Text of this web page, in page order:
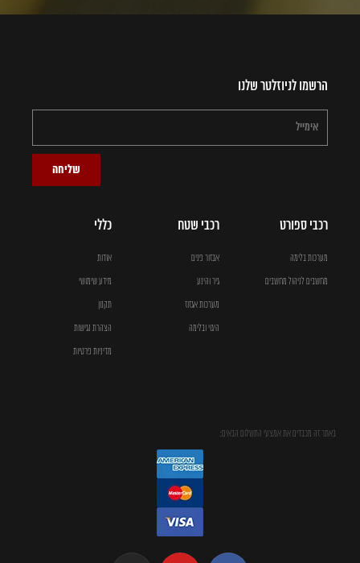
הרשמו לניוזלטר שלנו
שליחה
רכבי ספורט
מערכות בלימה
מחשבים לניהול מחשבים
רכבי שטח
אבזור פנים
גיר והינע
מערכות אגזוז
היגוי ובלימה
כללי
אודות
מידע שימושי
תקנון
הצהרת נגישות
מדיניות פרטיות
באתר זה מכבדים את אמצעי התשלום הבאים: